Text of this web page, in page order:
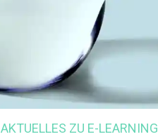
AKTUELLES ZU E-LEARNING